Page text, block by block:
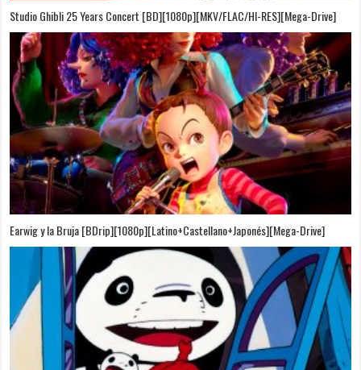
On Your Mark [OVA][BDrip][1080p][Sub-Español][Sub-English][MEGA]
Puedo Escuchar el Mar [Película][BDrip][1080p][Dual Audio]
[Castellano+Japonés][Sub-Español][MEGA]